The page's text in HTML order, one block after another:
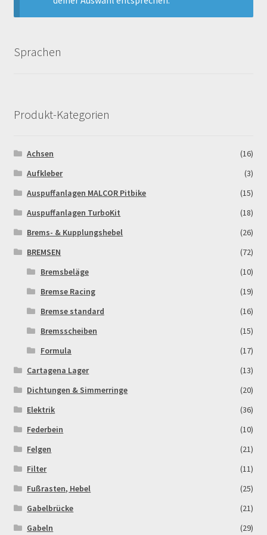
Ersatzteile Pitbike
Impressum
Info
INFOSEITE
Kasse
Log In
MALCOR MTR PITBIKES
MALCOR PITCROSS / DIRTBIKE
Mein Konto
MERCHANDISE
My Account
My Account
My Profile
Sprachen
Produkt-Kategorien
Achsen
(16)
Aufkleber
(3)
Auspuffanlagen MALCOR Pitbike
(15)
Auspuffanlagen TurboKit
(18)
Brems- & Kupplungshebel
(26)
BREMSEN
(72)
Bremsbeläge
(10)
Bremse Racing
(19)
Bremse standard
(16)
Bremsscheiben
(15)
Formula
(17)
Cartagena Lager
(13)
Dichtungen & Simmerringe
(20)
Elektrik
(36)
Federbein
(10)
Felgen
(21)
Filter
(11)
Fußrasten, Hebel
(25)
Gabelbrücke
(21)
Gabeln
(29)